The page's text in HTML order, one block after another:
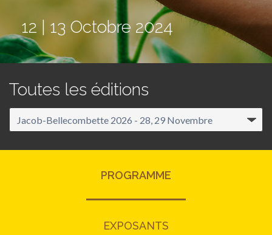
12 | 13 Octobre 2024
Toutes les éditions
PROGRAMME
EXPOSANTS